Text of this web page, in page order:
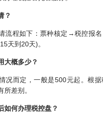
？
程如下：票种核定→税控报
天到20天)。
大概多少？
而定，一般是500元起。根据
所差别。
如何办理税控盘？